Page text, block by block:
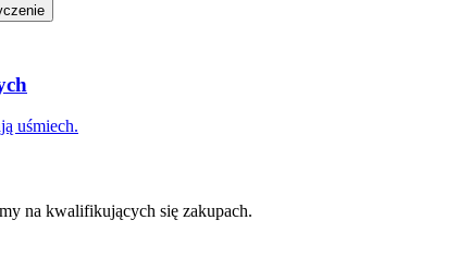
uśmiech.
na kwalifikujących się zakupach.